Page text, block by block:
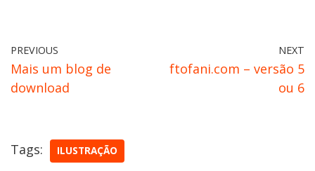
PREVIOUS
Mais um blog de
download
NEXT
ftofani.com – versão 5
ou 6
Tags: ILUSTRAÇÃO